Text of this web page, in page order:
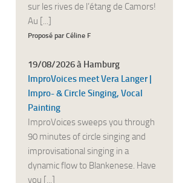
sur les rives de l’étang de Camors!
Au [...]
Proposé par Céline F
19/08/2026 à Hamburg
ImproVoices meet Vera Langer |
Impro- & Circle Singing, Vocal
Painting
ImproVoices sweeps you through
90 minutes of circle singing and
improvisational singing in a
dynamic flow to Blankenese. Have
you [...]